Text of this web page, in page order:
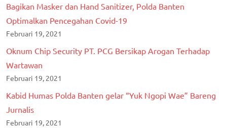
Bagikan Masker dan Hand Sanitizer, Polda Banten
Optimalkan Pencegahan Covid-19
Februari 19, 2021
Oknum Chip Security PT. PCG Bersikap Arogan Terhadap
Wartawan
Februari 19, 2021
Kabid Humas Polda Banten gelar “Yuk Ngopi Wae” Bareng
Jurnalis
Februari 19, 2021